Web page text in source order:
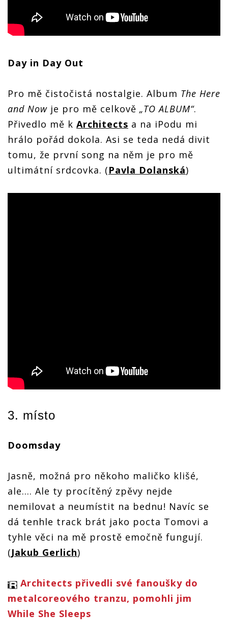
Day in Day Out
Pro mě čistočistá nostalgie. Album The Here
and Now je pro mě celkově „TO ALBUM“.
Přivedlo mě k Architects a na iPodu mi
hrálo pořád dokola. Asi se teda nedá divit
tomu, že první song na něm je pro mě
ultimátní srdcovka. (Pavla Dolanská)
3. místo
Doomsday
Jasně, možná pro někoho maličko klišé,
ale…. Ale ty procítěný zpěvy nejde
nemilovat a neumístit na bednu! Navíc se
dá tenhle track brát jako pocta Tomovi a
tyhle věci na mě prostě emočně fungují.
(Jakub Gerlich)
Architects přivedli své fanoušky do
metalcoreového tranzu, pomohli jim
While She Sleeps